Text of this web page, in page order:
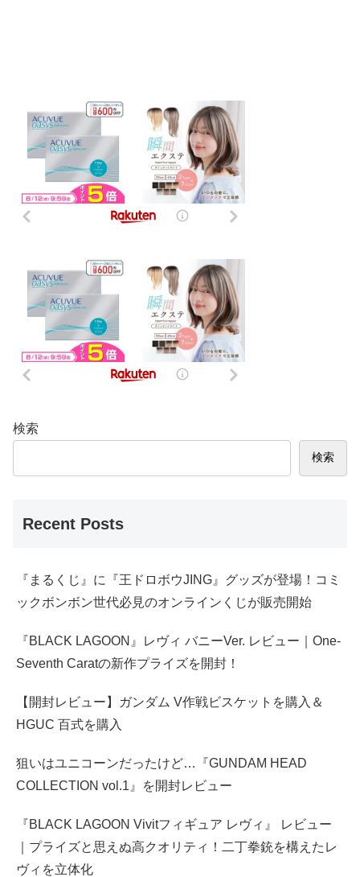
検索
検索
Recent Posts
『まるくじ』に『王ドロボウJING』グッズが登場！コミ
ックボンボン世代必見のオンラインくじが販売開始
『BLACK LAGOON』レヴィ バニーVer. レビュー｜One-
Seventh Caratの新作プライズを開封！
【開封レビュー】ガンダム V作戦ビスケットを購入＆
HGUC 百式を購入
狙いはユニコーンだったけど…『GUNDAM HEAD
COLLECTION vol.1』を開封レビュー
『BLACK LAGOON Vivitフィギュア レヴィ』 レビュー
｜プライズと思えぬ高クオリティ！二丁拳銃を構えたレ
ヴィを立体化